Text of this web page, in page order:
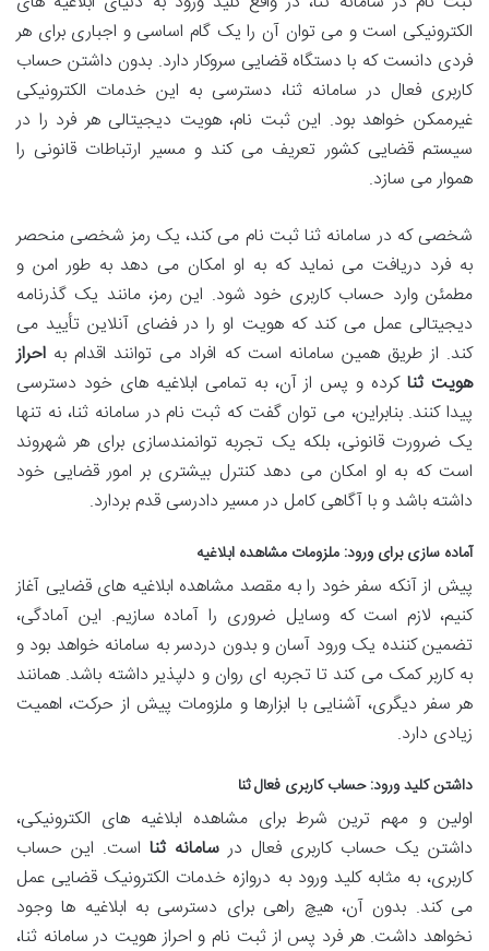
الکترونیکی است و می توان آن را یک گام اساسی و اجباری برای هر
فردی دانست که با دستگاه قضایی سروکار دارد. بدون داشتن حساب
کاربری فعال در سامانه ثنا، دسترسی به این خدمات الکترونیکی
غیرممکن خواهد بود. این ثبت نام، هویت دیجیتالی هر فرد را در
سیستم قضایی کشور تعریف می کند و مسیر ارتباطات قانونی را
هموار می سازد.
شخصی که در سامانه ثنا ثبت نام می کند، یک رمز شخصی منحصر
به فرد دریافت می نماید که به او امکان می دهد به طور امن و
مطمئن وارد حساب کاربری خود شود. این رمز، مانند یک گذرنامه
دیجیتالی عمل می کند که هویت او را در فضای آنلاین تأیید می
کند. از طریق همین سامانه است که افراد می توانند اقدام به احراز
هویت ثناکرده و پس از آن، به تمامی ابلاغیه های خود دسترسی
پیدا کنند. بنابراین، می توان گفت که ثبت نام در سامانه ثنا، نه تنها
یک ضرورت قانونی، بلکه یک تجربه توانمندسازی برای هر شهروند
است که به او امکان می دهد کنترل بیشتری بر امور قضایی خود
داشته باشد و با آگاهی کامل در مسیر دادرسی قدم بردارد.
آماده سازی برای ورود: ملزومات مشاهده ابلاغیه
پیش از آنکه سفر خود را به مقصد مشاهده ابلاغیه های قضایی آغاز
کنیم، لازم است که وسایل ضروری را آماده سازیم. این آمادگی،
تضمین کننده یک ورود آسان و بدون دردسر به سامانه خواهد بود و
به کاربر کمک می کند تا تجربه ای روان و دلپذیر داشته باشد. همانند
هر سفر دیگری، آشنایی با ابزارها و ملزومات پیش از حرکت، اهمیت
زیادی دارد.
داشتن کلید ورود: حساب کاربری فعال ثنا
اولین و مهم ترین شرط برای مشاهده ابلاغیه های الکترونیکی،
داشتن یک حساب کاربری فعال در سامانه ثنا است. این حساب
کاربری، به مثابه کلید ورود به دروازه خدمات الکترونیک قضایی عمل
می کند. بدون آن، هیچ راهی برای دسترسی به ابلاغیه ها وجود
نخواهد داشت. هر فرد پس از ثبت نام و احراز هویت در سامانه ثنا،